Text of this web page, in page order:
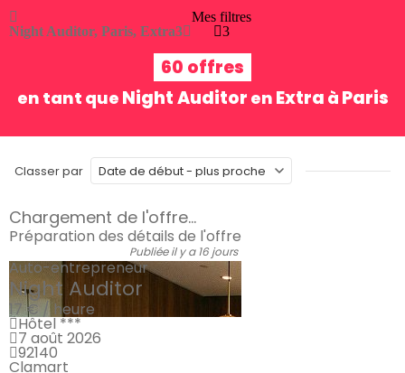
Night Auditor, Paris, Extra3
Mes filtres
3
60 offres
en tant que Night Auditor en Extra à Paris
Classer par
Chargement de l'offre...
Préparation des détails de l'offre
Publiée il y a 16 jours
Auto-entrepreneur
Night Auditor
17 € / heure
Hôtel ***
7 août 2026
92140
Clamart